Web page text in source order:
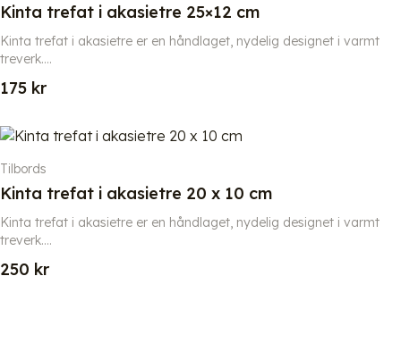
Kinta trefat i akasietre 25×12 cm
Kinta trefat i akasietre er en håndlaget, nydelig designet i varmt
treverk....
175 kr
Tilbords
Kinta trefat i akasietre 20 x 10 cm
Kinta trefat i akasietre er en håndlaget, nydelig designet i varmt
treverk....
250 kr